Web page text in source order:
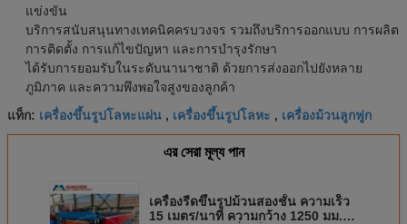
แข่งขัน
บริการสนับสนุนทางเทคนิคครบวงจร รวมถึงบริการออกแบบ การผลิต
การติดตั้ง การแก้ไขปัญหา และการบํารุงรักษา
ได้รับการยอมรับในระดับนานาชาติ ด้วยการส่งออกไปยังหลาย
ภูมิภาค และความพึงพอใจสูงของลูกค้า
แท็ก: เครื่องขึ้นรูปโลหะแผ่น , เครื่องขึ้นรูปโลหะ , เครื่องม้วนลูกฟูก
এর সেরা মূল্য পান
เครื่องรีดขึ้นรูปม้วนสองชั้น ความเร็ว
15 เมตร/นาที ความกว้าง 1250 มม.